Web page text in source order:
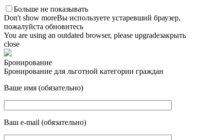
Больше не показывать
Don't show moreВы используете устаревший браузер,
пожалуйста обновитесь
You are using an outdated browser, please upgradeзакрыть
close
Бронирование
Бронирование для льготной категории граждан
Ваше имя (обязательно)
Ваш e-mail (обязательно)